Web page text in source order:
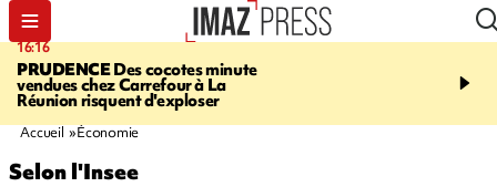
16:16
PRUDENCEDes cocotes minute
vendues chez Carrefour à La
Réunion risquent d'exploser
20:06
l'Asie, mort d'une
Accueil Économie
Selon l'Insee